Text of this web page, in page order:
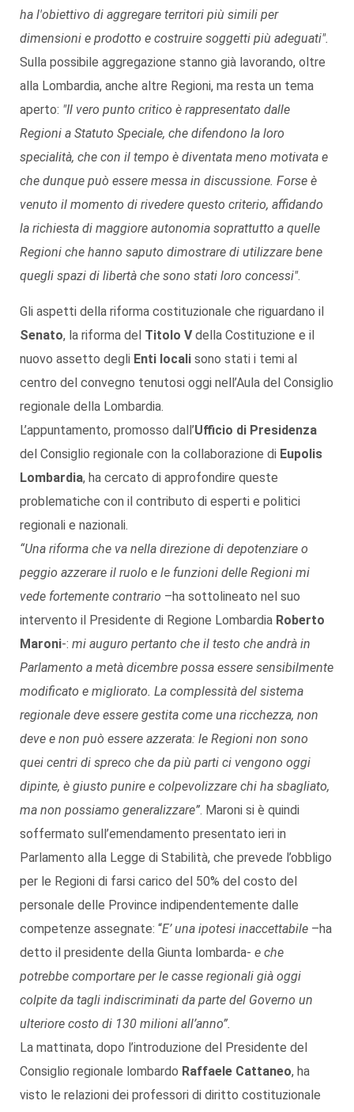
ha l'obiettivo di aggregare territori più simili per
dimensioni e prodotto e costruire soggetti più adeguati".
Sulla possibile aggregazione stanno già lavorando, oltre
alla Lombardia, anche altre Regioni, ma resta un tema
aperto: "Il vero punto critico è rappresentato dalle
Regioni a Statuto Speciale, che difendono la loro
specialità, che con il tempo è diventata meno motivata e
che dunque può essere messa in discussione. Forse è
venuto il momento di rivedere questo criterio, affidando
la richiesta di maggiore autonomia soprattutto a quelle
Regioni che hanno saputo dimostrare di utilizzare bene
quegli spazi di libertà che sono stati loro concessi".
Gli aspetti della riforma costituzionale che riguardano il
Senato, la riforma del Titolo Vdella Costituzione e il
nuovo assetto degli Enti locali sono stati i temi al
centro del convegno tenutosi oggi nell’Aula del Consiglio
regionale della Lombardia.
L’appuntamento, promosso dall’Ufficio di Presidenza
del Consiglio regionale con la collaborazione di Eupolis
Lombardia, ha cercato di approfondire queste
problematiche con il contributo di esperti e politici
regionali e nazionali.
“Una riforma che va nella direzione di depotenziare o
peggio azzerare il ruolo e le funzioni delle Regioni mi
vede fortemente contrario –ha sottolineato nel suo
intervento il Presidente di Regione Lombardia Roberto
Maroni-: mi auguro pertanto che il testo che andrà in
Parlamento a metà dicembre possa essere sensibilmente
modificato e migliorato. La complessità del sistema
regionale deve essere gestita come una ricchezza, non
deve e non può essere azzerata: le Regioni non sono
quei centri di spreco che da più parti ci vengono oggi
dipinte, è giusto punire e colpevolizzare chi ha sbagliato,
ma non possiamo generalizzare”. Maroni si è quindi
soffermato sull’emendamento presentato ieri in
Parlamento alla Legge di Stabilità, che prevede l’obbligo
per le Regioni di farsi carico del 50% del costo del
personale delle Province indipendentemente dalle
competenze assegnate: “E’ una ipotesi inaccettabile –ha
detto il presidente della Giunta lombarda- e che
potrebbe comportare per le casse regionali già oggi
colpite da tagli indiscriminati da parte del Governo un
ulteriore costo di 130 milioni all’anno”.
La mattinata, dopo l’introduzione del Presidente del
Consiglio regionale lombardo Raffaele Cattaneo, ha
visto le relazioni dei professori di diritto costituzionale